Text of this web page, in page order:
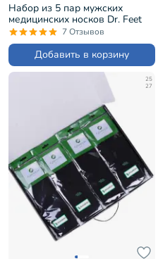
Набор из 5 пар мужских
медицинских носков Dr. Feet
черные (PG-15DF1-5)
7 Отзывов
Добавить в корзину
25
27